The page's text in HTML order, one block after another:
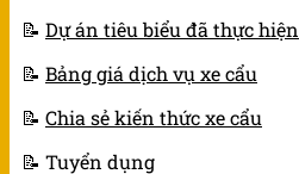
📝 Dự án tiêu biểu đã thực hiện
📝 Bảng giá dịch vụ xe cẩu
📝 Chia sẻ kiến thức xe cẩu
📝 Tuyển dụng